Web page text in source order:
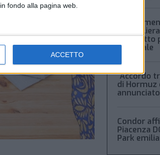
fondo alla pagina web.
ACCETTO
della
pacchetto
aziendale
“Accordo
di Hormuz
annunciato
Condor
Piacenza
Park